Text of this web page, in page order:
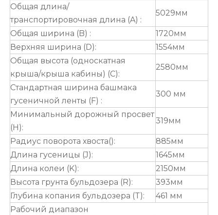
Общая длина/
транспортировочная длина (A) :
5029мм
Общая ширина (B) :
1720мм
Верхняя ширина (D):
1554мм
Общая высота (односкатная
крыша/крыша кабины) (C):
2580мм
Стандартная ширина башмака
гусеничной ленты (F) :
300 мм
Минимальный дорожный просвет
(H):
319мм
Радиус поворота хвоста():
885мм
Длина гусеницы (J):
1645мм
Длина колеи (K):
2150мм
Высота грунта бульдозера (R):
393мм
Глубина копания бульдозера (T):
461 мм
Рабочий диапазон